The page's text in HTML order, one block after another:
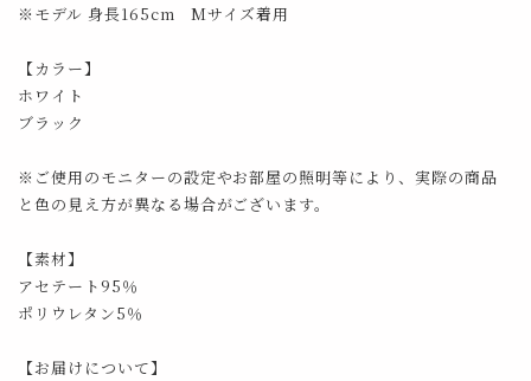
※モデル 身長165cm Mサイズ着用
【カラー】
ホワイト
ブラック
※ご使用のモニターの設定やお部屋の照明等により、実際の商品
と色の見え方が異なる場合がございます。
【素材】
アセテート95％
ポリウレタン5％
【お届けについて】